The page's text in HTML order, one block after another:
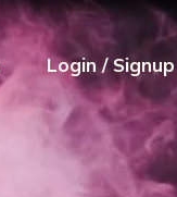
Login / Signup